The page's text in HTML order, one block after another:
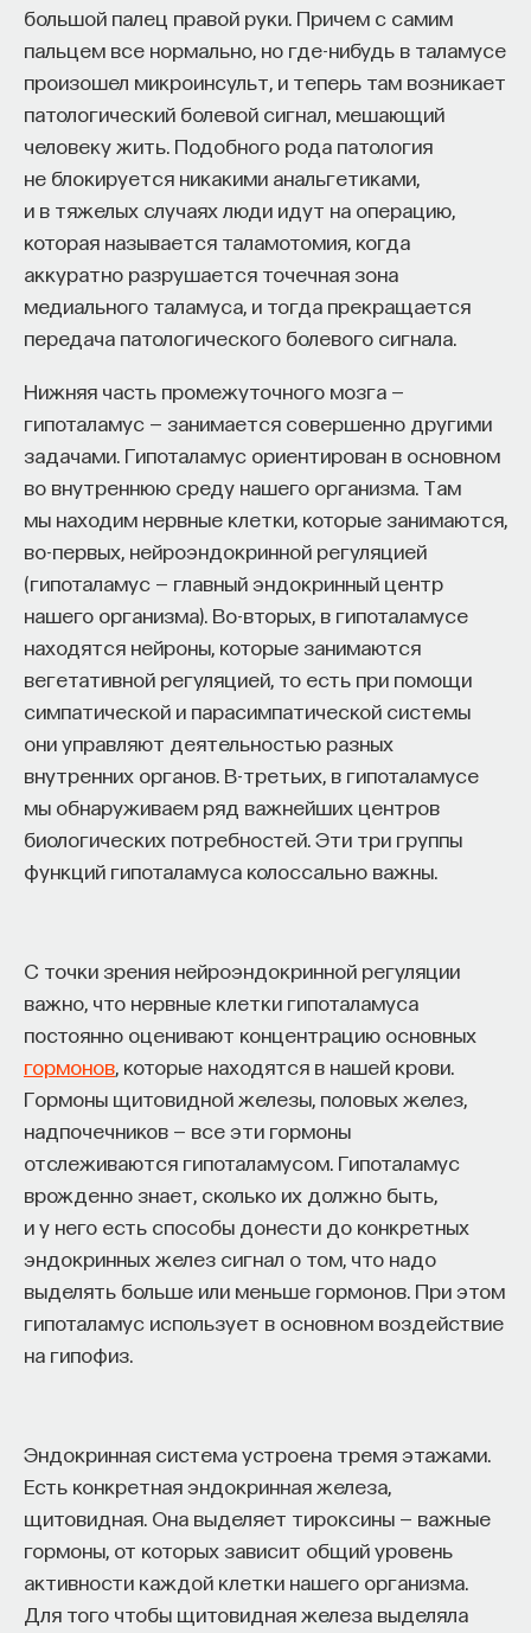
большой палец правой руки. Причем с самим
пальцем все нормально, но где-нибудь в таламусе
произошел микроинсульт, и теперь там возникает
патологический болевой сигнал, мешающий
человеку жить. Подобного рода патология
не блокируется никакими анальгетиками,
и в тяжелых случаях люди идут на операцию,
которая называется таламотомия, когда
аккуратно разрушается точечная зона
медиального таламуса, и тогда прекращается
передача патологического болевого сигнала.
Нижняя часть промежуточного мозга —
гипоталамус — занимается совершенно другими
задачами. Гипоталамус ориентирован в основном
во внутреннюю среду нашего организма. Там
мы находим нервные клетки, которые занимаются,
во-первых, нейроэндокринной регуляцией
(гипоталамус — главный эндокринный центр
нашего организма). Во-вторых, в гипоталамусе
находятся нейроны, которые занимаются
вегетативной регуляцией, то есть при помощи
симпатической и парасимпатической системы
они управляют деятельностью разных
внутренних органов. В-третьих, в гипоталамусе
мы обнаруживаем ряд важнейших центров
биологических потребностей. Эти три группы
функций гипоталамуса колоссально важны.
С точки зрения нейроэндокринной регуляции
важно, что нервные клетки гипоталамуса
постоянно оценивают концентрацию основных
гормонов , которые находятся в нашей крови.
Гормоны щитовидной железы, половых желез,
надпочечников — все эти гормоны
отслеживаются гипоталамусом. Гипоталамус
врожденно знает, сколько их должно быть,
и у него есть способы донести до конкретных
эндокринных желез сигнал о том, что надо
выделять больше или меньше гормонов. При этом
гипоталамус использует в основном воздействие
на гипофиз.
Эндокринная система устроена тремя этажами.
Есть конкретная эндокринная железа,
щитовидная. Она выделяет тироксины — важные
гормоны, от которых зависит общий уровень
активности каждой клетки нашего организма.
Для того чтобы щитовидная железа выделяла
Внеси свой вклад в дело
просвещения!
ПОДДЕРЖАТЬ ПОСТНАУКУ